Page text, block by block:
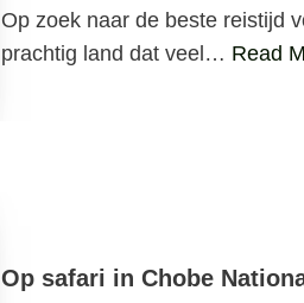
Op zoek naar de beste reistijd
prachtig land dat veel… Read
Op safari in Chobe